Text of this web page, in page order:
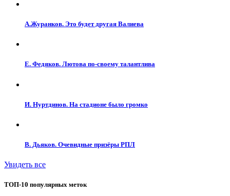
А.Журанков. Это будет другая Валиева
Е. Федяков. Лютова по-своему талантлива
И. Нуртдинов. На стадионе было громко
В. Дьяков. Очевидные призёры РПЛ
Увидеть все
ТОП-10 популярных меток